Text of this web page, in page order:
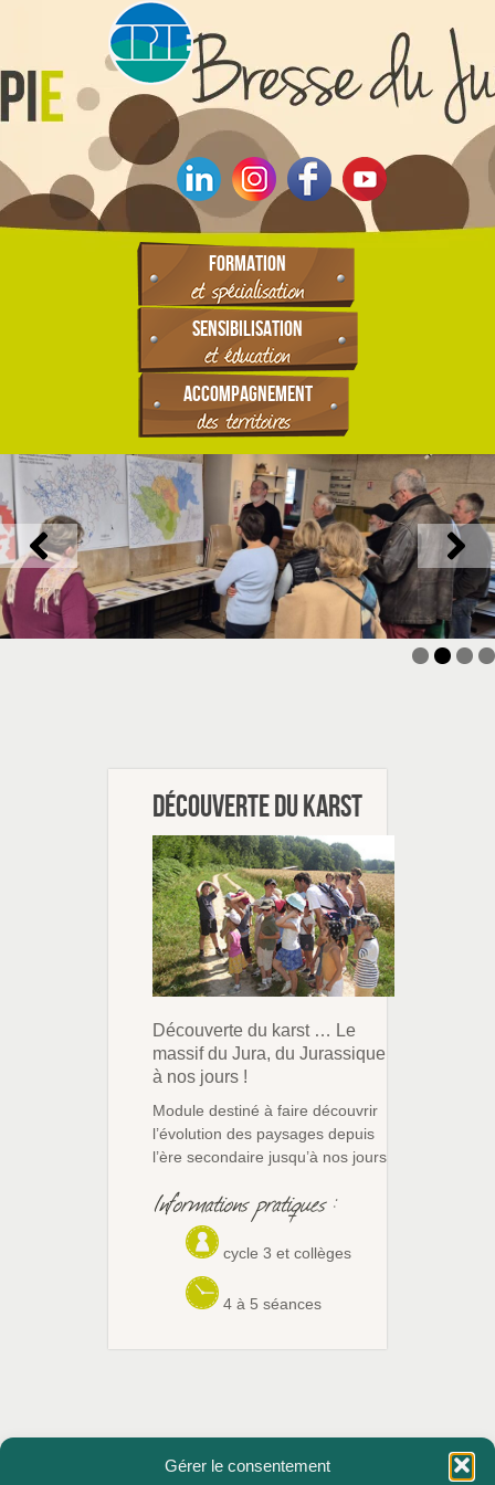
Gérer le consentement
FORMATION
SENSIBILISATION
ACCOMPAGNEMENT
Découverte du karst
Découverte du karst … Le
massif du Jura, du Jurassique
à nos jours !
Module destiné à faire découvrir
l’évolution des paysages depuis
l’ère secondaire jusqu’à nos jours
Informations pratiques :
cycle 3 et collèges
4 à 5 séances